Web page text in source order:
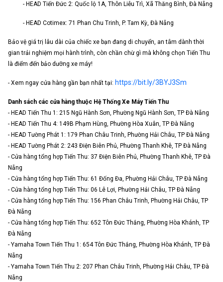
- HEAD Tiến Đức 2: Quốc lộ 1A, Thôn Liễu Trì, Xã Thăng Bình, Đà Nẵng
- HEAD Cotimex: 71 Phan Chu Trinh, P. Tam Kỳ, Đà Nẵng
Bảo vệ giá trị lâu dài của chiếc xe bạn đang di chuyển, an tâm dành thời
gian trải nghiệm mọi hành trình, còn chần chừ gì mà không chọn Tiến Thu
là điểm đến bảo dưỡng xe máy!
- Xem ngay cửa hàng gần bạn nhất tại: https://bit.ly/3BYJ3Sm
Danh sách các cửa hàng thuộc Hệ Thống Xe Máy Tiến Thu
- HEAD Tiến Thu 1: 215 Ngũ Hành Sơn, Phường Ngũ Hành Sơn, TP Đà Nẵng
- HEAD Tiến Thu 4: 149B Phạm Hùng, Phường Hòa Xuân, TP Đà Nẵng
- HEAD Tường Phát 1: 179 Phan Châu Trinh, Phường Hải Châu, TP Đà Nẵng
- HEAD Tường Phát 2: 243 Điện Biên Phủ, Phường Thanh Khê, TP Đà Nẵng
- Cửa hàng tổng hợp Tiến Thu: 37 Điện Biên Phủ, Phường Thanh Khê, TP Đà
Nẵng
- Cửa hàng tổng hợp Tiến Thu: 61 Đống Đa, Phường Hải Châu, TP Đà Nẵng
- Cửa hàng tổng hợp Tiến Thu: 06 Lê Lợi, Phường Hải Châu, TP Đà Nẵng
- Cửa hàng tổng hợp Tiến Thu: 156 Phan Châu Trinh, Phường Hải Châu, TP
Đà Nẵng
- Cửa hàng tổng hợp Tiến Thu: 652 Tôn Đức Thắng, Phường Hòa Khánh, TP
Đà Nẵng
- Yamaha Town Tiến Thu 1: 654 Tôn Đức Thắng, Phường Hòa Khánh, TP Đà
Nẵng
- Yamaha Town Tiến Thu 2: 207 Phan Châu Trinh, Phường Hải Châu, TP Đà
Nẵng